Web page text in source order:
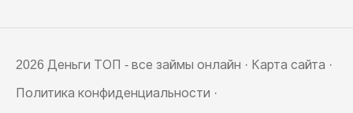
2026 Деньги ТОП - все займы онлайн · Карта сайта ·
Политика конфиденциальности ·